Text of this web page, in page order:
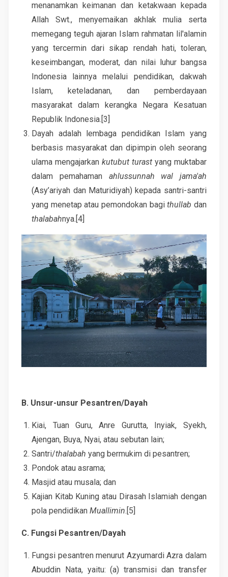
menanamkan keimanan dan ketakwaan kepada
Allah Swt., menyemaikan akhlak mulia serta
memegang teguh ajaran Islam rahmatan lil'alamin
yang tercermin dari sikap rendah hati, toleran,
keseimbangan, moderat, dan nilai luhur bangsa
Indonesia lainnya melalui pendidikan, dakwah
Islam, keteladanan, dan pemberdayaan
masyarakat dalam kerangka Negara Kesatuan
Republik Indonesia.[3]
Dayah adalah lembaga pendidikan Islam yang
berbasis masyarakat dan dipimpin oleh seorang
ulama mengajarkankutubut turastyang muktabar
dalam pemahaman ahlussunnah wal jama'ah
(Asy’ariyah dan Maturidiyah) kepada santri-santri
yang menetap atau pemondokan bagithullab dan
thalabahnya.[4]
B. Unsur-unsur Pesantren/Dayah
Kiai, Tuan Guru, Anre Gurutta, Inyiak, Syekh,
Ajengan, Buya, Nyai, atau sebutan lain;
Santri/thalabah yang bermukim di pesantren;
Pondok atau asrama;
Masjid atau musala; dan
Kajian Kitab Kuning atau Dirasah Islamiah dengan
pola pendidikanMuallimin.[5]
C. Fungsi Pesantren/Dayah
Fungsi pesantren menurut Azyumardi Azra dalam
Abuddin Nata, yaitu: (a) transmisi dan transfer